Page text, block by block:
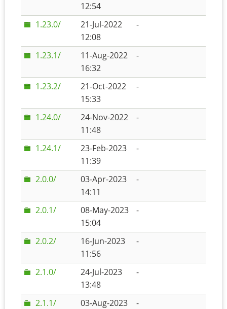
12:54
1.23.0/
21-Jul-2022
12:08
-
1.23.1/
11-Aug-2022
16:32
-
1.23.2/
21-Oct-2022
15:33
-
1.24.0/
24-Nov-2022
11:48
-
1.24.1/
23-Feb-2023
11:39
-
2.0.0/
03-Apr-2023
14:11
-
2.0.1/
08-May-2023
15:04
-
2.0.2/
16-Jun-2023
11:56
-
2.1.0/
24-Jul-2023
13:48
-
2.1.1/
03-Aug-2023
-